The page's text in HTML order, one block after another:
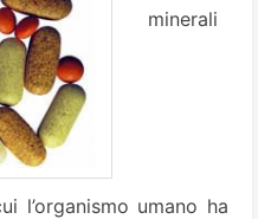
minerali
l’organismo umano ha